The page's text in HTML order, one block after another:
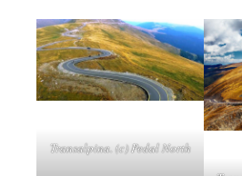
Transalpina. (c) Pedal North